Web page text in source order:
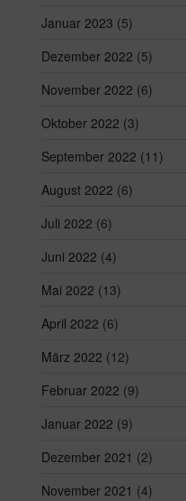
Januar 2023 (5)
Dezember 2022 (5)
November 2022 (6)
Oktober 2022 (3)
September 2022 (11)
August 2022 (6)
Juli 2022 (6)
Juni 2022 (4)
Mai 2022 (13)
April 2022 (6)
März 2022 (12)
Februar 2022 (9)
Januar 2022 (9)
Dezember 2021 (2)
November 2021 (4)